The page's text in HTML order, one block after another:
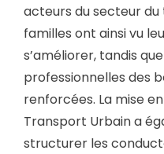
acteurs du secteur
familles ont ainsi vu
s’améliorer, tandis
professionnelles des
renforcées. La mise
Transport Urbain a
structurer les